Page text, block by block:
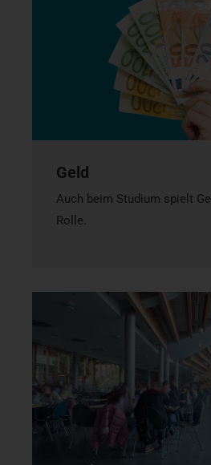
Geld
Auch beim Studium spielt
Rolle.